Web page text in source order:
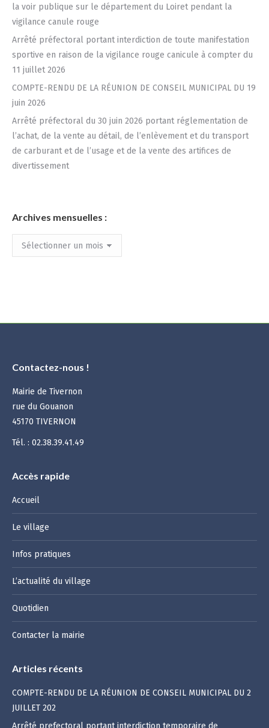
la voir publique sur le département du Loiret pendant la
vigilance canule rouge
Arrêté préfectoral portant interdiction de toute manifestation
sportive en raison de la vigilance rouge canicule à compter du
11 juillet 2026
COMPTE-RENDU DE LA RÉUNION DE CONSEIL MUNICIPAL DU 19
juin 2026
Arrêté préfectoral du 30 juin 2026 portant réglementation de
l’achat, de la vente au détail, de l’enlèvement et du transport
de carburant et de l’usage et de la vente des artifices de
divertissement
Archives mensuelles :
Archives
mensuelles
Contactez-nous !
Mairie de Tivernon
rue du Gouanon
45170 TIVERNON
Tél. : 02.38.39.41.49
Accès rapide
Accueil
Le village
Infos pratiques
L’actualité du village
Quotidien
Contacter la mairie
Articles récents
COMPTE-RENDU DE LA RÉUNION DE CONSEIL MUNICIPAL DU 2
JUILLET 202
Arrêté prefectoral portant interdiction temporaire de